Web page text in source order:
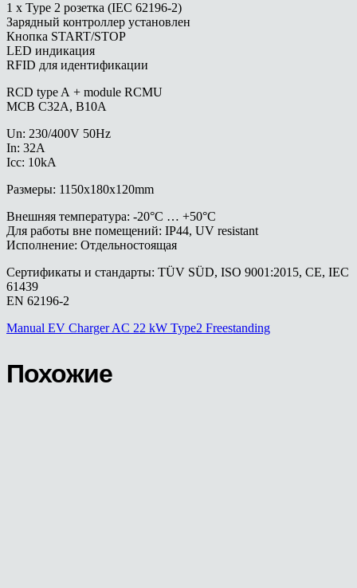
1 x Type 2 розетка (IEC 62196-2)
Зарядный контроллер установлен
Кнопка START/STOP
LED индикация
RFID для идентификации
RCD type A + module RCMU
MCB C32A, B10A
Un: 230/400V 50Hz
In: 32A
Icc: 10kA
Размеры: 1150x180x120mm
Внешняя температура: -20°C … +50°C
Для работы вне помещений: IP44, UV resistant
Исполнение: Отдельностоящая
Сертификаты и стандарты: TÜV SÜD, ISO 9001:2015, CE, IEC
61439
EN 62196-2
Manual EV Charger AC 22 kW Type2 Freestanding
Похожие